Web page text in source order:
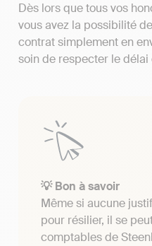
Dès lors que tous vos
vous avez la possibilité
contrat simplement en
soin de respecter le
💡 Bon à savoir
Même si aucune
pour résilier, il se
comptables de